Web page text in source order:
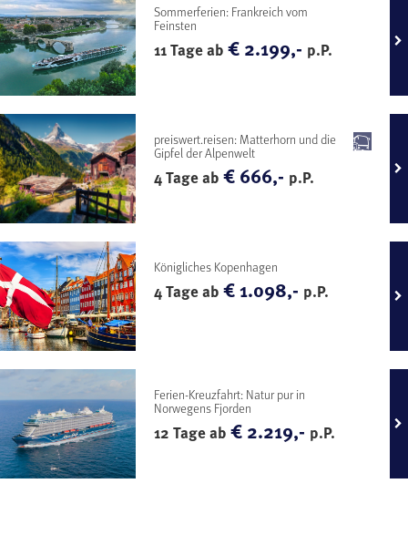
Sommerferien: Frankreich vom
Feinsten
11 Tage ab€ 2.199,- p.P.
preiswert.reisen: Matterhorn und die
Gipfel der Alpenwelt
4 Tage ab€ 666,- p.P.
Königliches Kopenhagen
4 Tage ab€ 1.098,- p.P.
Ferien-Kreuzfahrt: Natur pur in
Norwegens Fjorden
12 Tage ab€ 2.219,- p.P.